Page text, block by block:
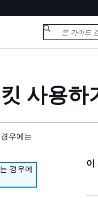
사용하
우에는
경우에
이